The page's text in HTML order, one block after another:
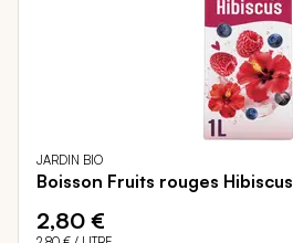
JARDIN BIO
Boisson Fruits rouges Hibiscus
2,80 €